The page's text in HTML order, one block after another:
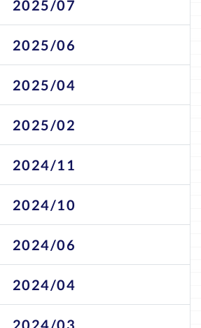
2025/07
2025/06
2025/04
2025/02
2024/11
2024/10
2024/06
2024/04